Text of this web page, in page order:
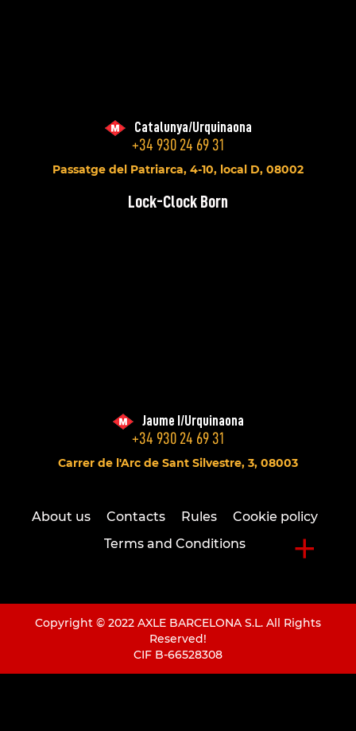
+
Catalunya/Urquinaona
+34 930 24 69 31
Passatge del Patriarca, 4-10, local D, 08002
Lock-Clock Born
Jaume I/Urquinaona
+34 930 24 69 31
Carrer de l'Arc de Sant Silvestre, 3, 08003
About us Contacts Rules
Cookie policy
Terms and Conditions
Copyright © 2022 AXLE BARCELONA S.L. All Rights
Reserved!
CIF B-66528308